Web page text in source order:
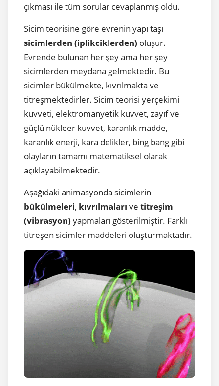
çıkması ile tüm sorular cevaplanmış oldu.
Sicim teorisine göre evrenin yapı taşı
sicimlerden (iplikciklerden) oluşur.
Evrende bulunan her şey ama her şey
sicimlerden meydana gelmektedir. Bu
sicimler bükülmekte, kıvrılmakta ve
titreşmektedirler. Sicim teorisi yerçekimi
kuvveti, elektromanyetik kuvvet, zayıf ve
güçlü nükleer kuvvet, karanlık madde,
karanlık enerji, kara delikler, bing bang gibi
olayların tamamı matematiksel olarak
açıklayabilmektedir.
Aşağıdaki animasyonda sicimlerin
bükülmeleri, kıvrılmaları ve titreşim
(vibrasyon) yapmaları gösterilmiştir. Farklı
titreşen sicimler maddeleri oluşturmaktadır.